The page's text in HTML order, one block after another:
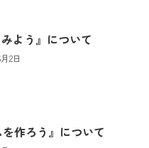
よう』について
2日
作ろう』について